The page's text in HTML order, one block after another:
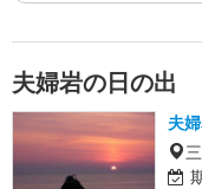
夫婦岩の日の出
夫